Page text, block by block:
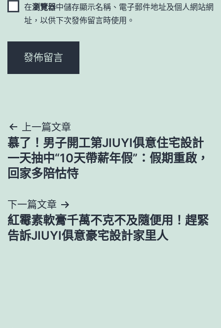
在瀏覽器中儲存顯示名稱、電子郵件地址及個人網站網
址，以供下次發佈留言時使用。
文
章
導
覽
上一篇文章
慕了！男子開工第JIUYI俱意住宅設計
一天抽中“10天帶薪年假”：假期重啟，
回家多陪怙恃
下一篇文章
紅霉素軟膏千萬不克不及隨便用！趕緊
告訴JIUYI俱意豪宅設計家里人